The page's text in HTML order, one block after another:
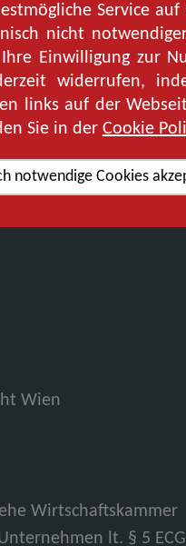
stellen Sie sicher,
Wien
Wirtschaftskammer
lt. § 5 ECG
Service
nicht
Einwilligung zur
widerrufen,
links auf der
Sie in der Cookie
notwendige Cookies